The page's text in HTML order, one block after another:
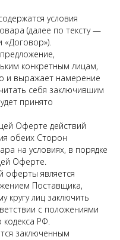
условия
(далее по тексту —
«Договор»).
конкретным лицам,
и выражает намерение
себя заключившим
принято
Оферте действий
обеих Сторон
на условиях, в порядке
Оферте.
оферты является
Поставщика,
кругу лиц заключить
с положениями
кодекса РФ.
заключенным